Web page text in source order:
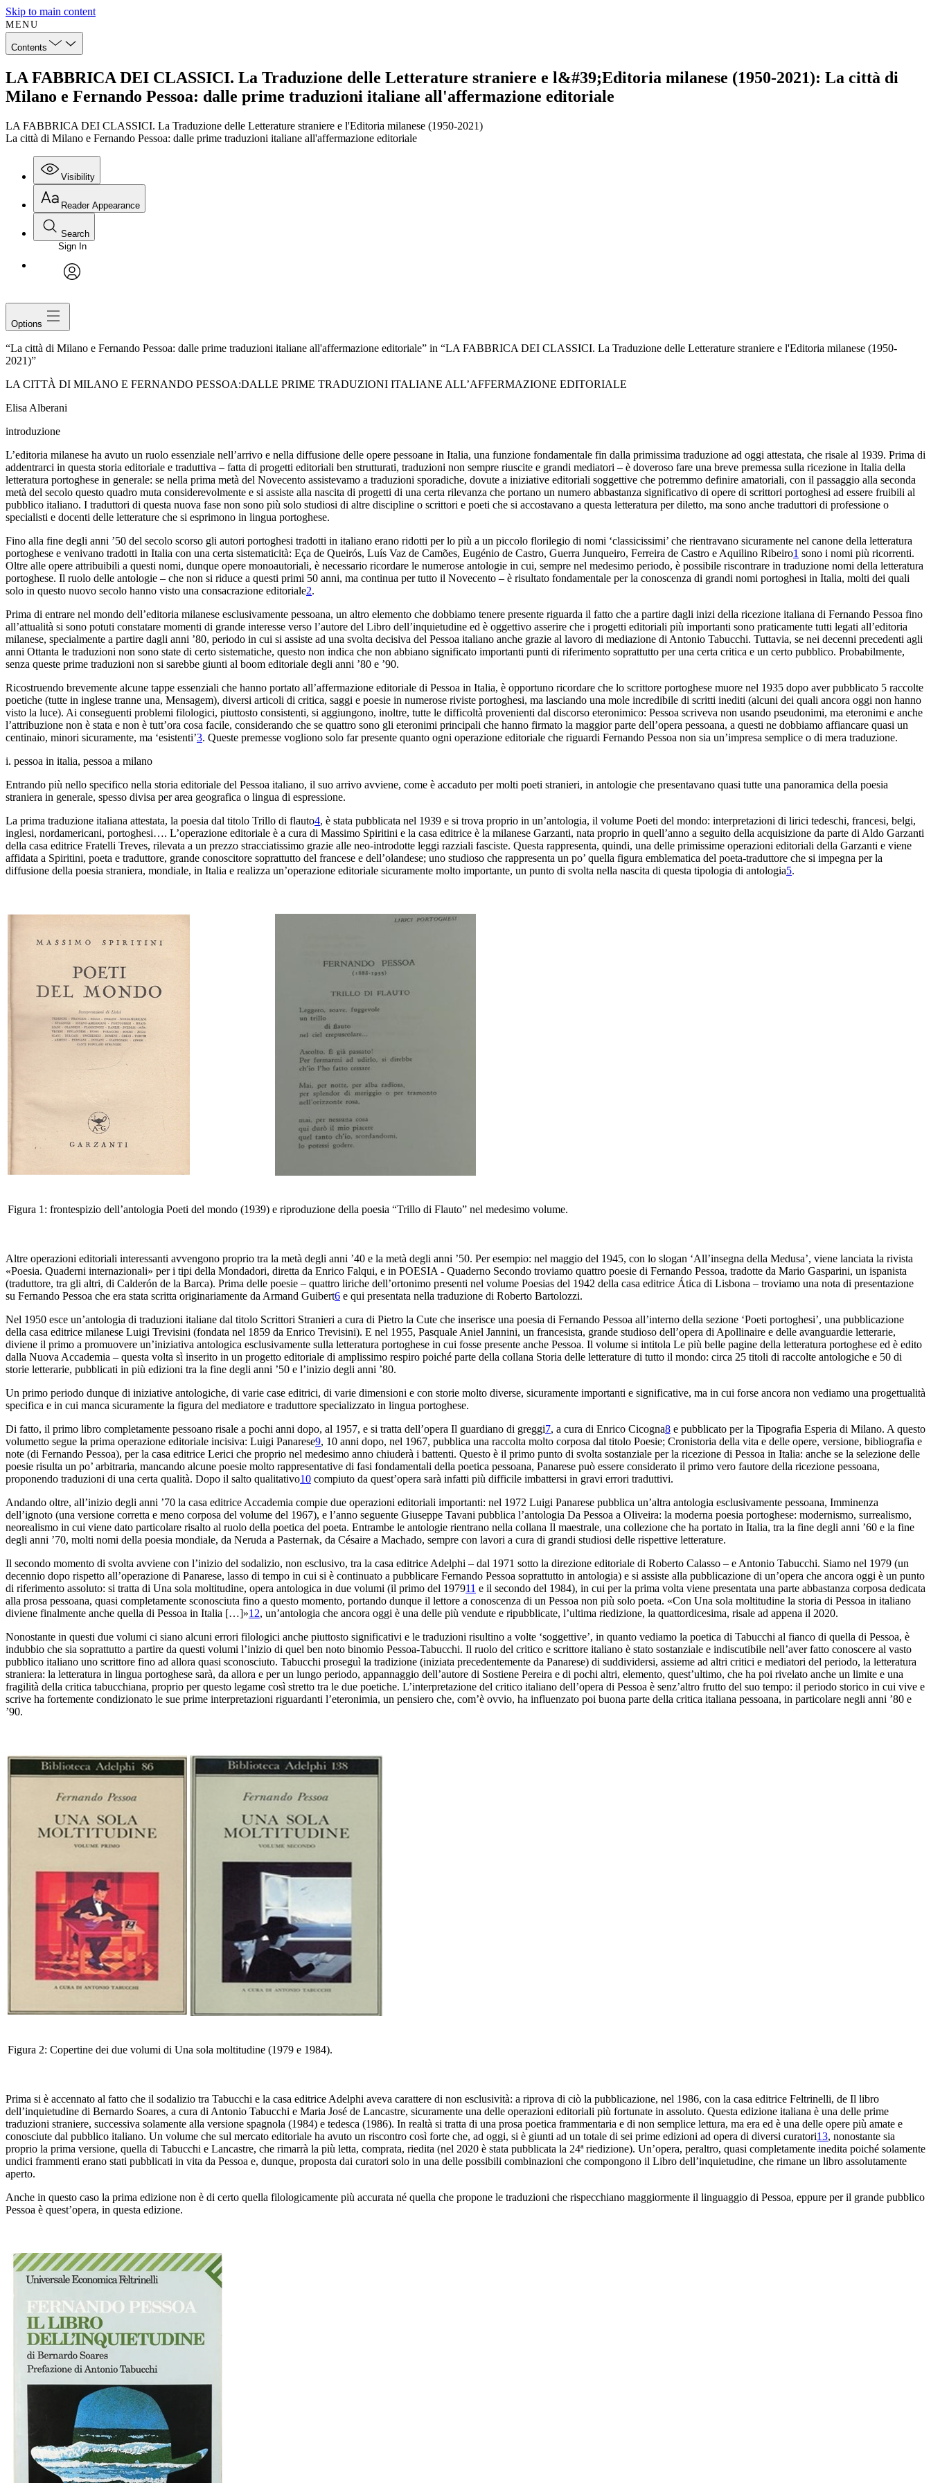
Skip to main content
MENU
Contents
LA FABBRICA DEI CLASSICI. La Traduzione delle Letterature straniere e l&#39;Editoria milanese (1950-2021): La città di
Milano e Fernando Pessoa: dalle prime traduzioni italiane all'affermazione editoriale
LA FABBRICA DEI CLASSICI. La Traduzione delle Letterature straniere e l'Editoria milanese (1950-2021)
La città di Milano e Fernando Pessoa: dalle prime traduzioni italiane all'affermazione editoriale
Visibility
Reader Appearance
Search
Sign In
Options
“La città di Milano e Fernando Pessoa: dalle prime traduzioni italiane all'affermazione editoriale” in “LA FABBRICA DEI CLASSICI. La Traduzione delle Letterature straniere e l'Editoria milanese (1950-
2021)”
LA CITTÀ DI MILANO E FERNANDO PESSOA:DALLE PRIME TRADUZIONI ITALIANE ALL’AFFERMAZIONE EDITORIALE
Elisa Alberani
introduzione
L’editoria milanese ha avuto un ruolo essenziale nell’arrivo e nella diffusione delle opere pessoane in Italia, una funzione fondamentale fin dalla primissima traduzione ad oggi attestata, che risale al 1939. Prima di
addentrarci in questa storia editoriale e traduttiva – fatta di progetti editoriali ben strutturati, traduzioni non sempre riuscite e grandi mediatori – è doveroso fare una breve premessa sulla ricezione in Italia della
letteratura portoghese in generale: se nella prima metà del Novecento assistevamo a traduzioni sporadiche, dovute a iniziative editoriali soggettive che potremmo definire amatoriali, con il passaggio alla seconda
metà del secolo questo quadro muta considerevolmente e si assiste alla nascita di progetti di una certa rilevanza che portano un numero abbastanza significativo di opere di scrittori portoghesi ad essere fruibili al
pubblico italiano. I traduttori di questa nuova fase non sono più solo studiosi di altre discipline o scrittori e poeti che si accostavano a questa letteratura perdiletto, ma sono anche traduttori di professione o
specialisti e docenti delle letterature che si esprimono in lingua portoghese.
Fino alla fine degli anni ’50 del secolo scorso gli autori portoghesi tradotti in italiano erano ridotti per lo più a un piccolo florilegio di nomi ‘classicissimi’ che rientravano sicuramente nel canone della letteratura
portoghese e venivano tradotti in Italia con una certa sistematicità: Eça de Queirós, Luís Vaz de Camões, Eugénio de Castro, Guerra Junqueiro, Ferreira de Castro e Aquilino Ribeiro1 sono i nomi più ricorrenti.
Oltre alle opere attribuibili a questi nomi, dunque opere monoautoriali, è necessario ricordare le numerose antologie in cui, sempre nel medesimo periodo, è possibile riscontrare in traduzione nomi della letteratura
portoghese. Il ruolo delle antologie – che non si riduce a questi primi 50 anni, ma continua per tutto il Novecento – è risultato fondamentale per la conoscenza di grandi nomi portoghesi in Italia, molti dei quali
solo in questo nuovo secolo hanno visto una consacrazione editoriale2.
Prima di entrare nel mondo dell’editoria milanese esclusivamente pessoana, un altro elemento che dobbiamo tenere presente riguarda il fatto che a partire dagli inizi della ricezione italiana di Fernando Pessoa fino
all’attualità si sono potuti constatare momenti di grande interesse verso l’autore del Libro dell’inquietudine ed è oggettivo asserire che i progetti editoriali più importanti sono praticamente tutti legati all’editoria
milanese, specialmente a partire dagli anni ’80, periodo in cui si assiste ad una svolta decisiva del Pessoa italiano anche grazie al lavoro di mediazione di Antonio Tabucchi. Tuttavia, se nei decenni precedenti agli
anni Ottanta le traduzioni non sono state di certo sistematiche, questo non indica che non abbiano significato importanti punti di riferimento soprattutto per una certa critica e un certo pubblico. Probabilmente,
senza queste prime traduzioni non si sarebbe giunti al boom editoriale degli anni ’80 e ’90.
Ricostruendo brevemente alcune tappe essenziali che hanno portato all’affermazione editoriale di Pessoa in Italia, è opportuno ricordare che lo scrittore portoghese muore nel 1935 dopo aver pubblicato 5 raccolte
poetiche (tutte in inglese tranne una, Mensagem), diversi articoli di critica, saggi e poesie in numerose riviste portoghesi, ma lasciando una mole incredibile di scritti inediti (alcuni dei quali ancora oggi non hanno
visto la luce). Ai conseguenti problemi filologici, piuttosto consistenti, si aggiungono, inoltre, tutte le difficoltà provenienti dal discorso eteronimico: Pessoa scriveva non usando pseudonimi, ma eteronimi e anche
l’attribuzione non è stata e non è tutt’ora cosa facile, considerando che se quattro sono gli eteronimi principali che hanno firmato la maggior parte dell’opera pessoana, a questi ne dobbiamo affiancare quasi un
centinaio, minori sicuramente, ma ‘esistenti’3. Queste premesse vogliono solo far presente quanto ogni operazione editoriale che riguardi Fernando Pessoa non sia un’impresa semplice o di mera traduzione.
i. pessoa in italia, pessoa a milano
Entrando più nello specifico nella storia editoriale del Pessoa italiano, il suo arrivo avviene, come è accaduto per molti poeti stranieri, in antologie che presentavano quasi tutte una panoramica della poesia
straniera in generale, spesso divisa per area geografica o lingua di espressione.
La prima traduzione italiana attestata, la poesia dal titolo Trillo di flauto4, è stata pubblicata nel 1939 e si trova proprio in un’antologia, il volume Poeti del mondo: interpretazioni di lirici tedeschi, francesi, belgi,
inglesi, nordamericani, portoghesi…. L’operazione editoriale è a cura di Massimo Spiritini e la casa editrice è la milanese Garzanti, nata proprio in quell’anno a seguito della acquisizione da parte di Aldo Garzanti
della casa editrice Fratelli Treves, rilevata a un prezzo stracciatissimo grazie alle neo-introdotte leggi razziali fasciste. Questa rappresenta, quindi, una delle primissime operazioni editoriali della Garzanti e viene
affidata a Spiritini, poeta e traduttore, grande conoscitore soprattutto del francese e dell’olandese; uno studioso che rappresenta un po’ quella figura emblematica del poeta-traduttore che si impegna per la
diffusione della poesia straniera, mondiale, in Italia e realizza un’operazione editoriale sicuramente molto importante, un punto di svolta nella nascita di questa tipologia di antologia5.
Figura 1: frontespizio dell’antologia Poeti del mondo (1939) e riproduzione della poesia “Trillo di Flauto” nel medesimo volume.
Altre operazioni editoriali interessanti avvengono proprio tra la metà degli anni ’40 e la metà degli anni ’50. Peresempio: nel maggio del 1945, con lo slogan ‘All’insegna della Medusa’, viene lanciata la rivista
«Poesia. Quaderni internazionali» per i tipi della Mondadori, diretta da Enrico Falqui, e in POESIA - Quaderno Secondo troviamo quattro poesie di Fernando Pessoa, tradotte da Mario Gasparini, un ispanista
(traduttore, tra gli altri, di Calderón de la Barca). Prima delle poesie – quattro liriche dell’ortonimo presenti nel volume Poesias del 1942 della casa editrice Ática di Lisbona – troviamo una nota di presentazione
su Fernando Pessoa che era stata scritta originariamente da Armand Guibert6 e qui presentata nella traduzione di Roberto Bartolozzi.
Nel 1950 esce un’antologia di traduzioni italiane dal titolo Scrittori Stranieri a cura di Pietro la Cute che inserisce una poesia di Fernando Pessoa all’interno della sezione ‘Poeti portoghesi’, una pubblicazione
della casa editrice milanese Luigi Trevisini (fondata nel 1859 da Enrico Trevisini). E nel 1955, Pasquale Aniel Jannini, un francesista, grande studioso dell’opera di Apollinaire e delle avanguardie letterarie,
diviene il primo a promuovere un’iniziativa antologica esclusivamente sulla letteratura portoghese in cui fosse presente anche Pessoa. Il volume si intitola Le più belle pagine della letteratura portoghese ed è edito
dalla Nuova Accademia – questa volta sì inserito in un progetto editoriale di amplissimo respiro poiché parte della collana Storia delle letterature di tutto il mondo: circa 25 titoli di raccolte antologiche e 50 di
storie letterarie, pubblicati in più edizioni tra la fine degli anni ’50 e l’inizio degli anni ’80.
Un primo periodo dunque di iniziative antologiche, di varie case editrici, di varie dimensioni e con storie molto diverse, sicuramente importanti e significative, ma in cui forse ancora non vediamo una progettualità
specifica e in cui manca sicuramente la figura del mediatore e traduttore specializzato in lingua portoghese.
Di fatto, il primo libro completamente pessoano risale a pochi anni dopo, al 1957, e si tratta dell’opera Il guardiano di greggi7, a cura di Enrico Cicogna8 e pubblicato per la Tipografia Esperia di Milano. A questo
volumetto segue la prima operazione editoriale incisiva: Luigi Panarese9, 10 anni dopo, nel 1967, pubblica una raccolta molto corposa dal titolo Poesie; Cronistoria della vita e delle opere, versione, bibliografia e
note (di Fernando Pessoa), per la casa editrice Lerici che proprio nel medesimo anno chiuderà i battenti. Questo è il primo punto di svolta sostanziale per la ricezione di Pessoa in Italia: anche se la selezione delle
poesie risulta un po’ arbitraria, mancando alcune poesie molto rappresentative di fasi fondamentali della poetica pessoana, Panarese può essere considerato il primo vero fautore della ricezione pessoana,
proponendo traduzioni di una certa qualità. Dopo il salto qualitativo10 compiuto da quest’opera sarà infatti più difficile imbattersi in gravi errori traduttivi.
Andando oltre, all’inizio degli anni ’70 la casa editrice Accademia compie due operazioni editoriali importanti: nel 1972 Luigi Panarese pubblica un’altra antologia esclusivamente pessoana, Imminenza
dell’ignoto (una versione corretta e meno corposa del volume del 1967), e l’anno seguente Giuseppe Tavani pubblica l’antologia Da Pessoa a Oliveira: la moderna poesia portoghese: modernismo, surrealismo,
neorealismo in cui viene dato particolare risalto al ruolo della poetica del poeta. Entrambe le antologie rientrano nella collana Il maestrale, una collezione che ha portato in Italia, tra la fine degli anni ’60 e la fine
degli anni ’70, molti nomi della poesia mondiale, da Neruda a Pasternak, da Césaire a Machado, sempre con lavori a cura di grandi studiosi delle rispettive letterature.
Il secondo momento di svolta avviene con l’inizio del sodalizio, non esclusivo, tra la casa editrice Adelphi – dal 1971 sotto la direzione editoriale di Roberto Calasso – e Antonio Tabucchi. Siamo nel 1979 (un
decennio dopo rispetto all’operazione di Panarese, lasso di tempo in cui si è continuato a pubblicare Fernando Pessoa soprattutto in antologia) e si assiste alla pubblicazione di un’opera che ancora oggi è un punto
di riferimento assoluto: si tratta di Una sola moltitudine, opera antologica in due volumi (il primo del 197911 e il secondo del 1984), in cui per la prima volta viene presentata una parte abbastanza corposa dedicata
alla prosa pessoana, quasi completamente sconosciuta fino a questo momento, portando dunque il lettore a conoscenza di un Pessoa non più solo poeta. «Con Una sola moltitudine la storia di Pessoa in italiano
diviene finalmente anche quella di Pessoa in Italia […]»12, un’antologia che ancora oggi è una delle più vendute e ripubblicate, l’ultima riedizione, la quattordicesima, risale ad appena il 2020.
Nonostante in questi due volumi ci siano alcuni errori filologici anche piuttosto significativi e le traduzioni risultino a volte ‘soggettive’, in quanto vediamo la poetica di Tabucchi al fianco di quella di Pessoa, è
indubbio che sia soprattutto a partire da questi volumi l’inizio di quel ben noto binomio Pessoa-Tabucchi. Il ruolo del critico e scrittore italiano è stato sostanziale e indiscutibile nell’aver fatto conoscere al vasto
pubblico italiano uno scrittore fino ad allora quasi sconosciuto. Tabucchi proseguì la tradizione (iniziata precedentemente da Panarese) di suddividersi, assieme ad altri critici e mediatori del periodo, la letteratura
straniera: la letteratura in lingua portoghese sarà, da allora e per un lungo periodo, appannaggio dell’autore di Sostiene Pereira e di pochi altri, elemento, quest’ultimo, che ha poi rivelato anche un limite e una
fragilità della critica tabucchiana, proprio per questo legame così stretto tra le due poetiche. L’interpretazione del critico italiano dell’opera di Pessoa è senz’altro frutto del suo tempo: il periodo storico in cui vive e
scrive ha fortemente condizionato le sue prime interpretazioni riguardanti l’eteronimia, un pensiero che, com’è ovvio, ha influenzato poi buona parte della critica italiana pessoana, in particolare negli anni ’80 e
’90.
Figura 2: Copertine dei due volumi di Una sola moltitudine (1979 e 1984).
Prima si è accennato al fatto che il sodalizio tra Tabucchi e la casa editrice Adelphi aveva carattere di non esclusività: a riprova di ciò la pubblicazione, nel 1986, con la casa editrice Feltrinelli, de Il libro
dell’inquietudine di Bernardo Soares, a cura di Antonio Tabucchi e Maria José de Lancastre, sicuramente una delle operazioni editoriali più fortunate in assoluto. Questa edizione italiana è una delle prime
traduzioni straniere, successiva solamente alla versione spagnola (1984) e tedesca (1986). In realtà si tratta di una prosa poetica frammentaria e di non semplice lettura, ma era ed è una delle opere più amate e
conosciute dal pubblico italiano. Un volume che sul mercato editoriale ha avuto un riscontro così forte che, ad oggi, si è giunti ad un totale di sei prime edizioni ad opera di diversi curatori13, nonostante sia
proprio la prima versione, quella di Tabucchi e Lancastre, che rimarrà la più letta, comprata, riedita (nel 2020 è stata pubblicata la 24ª riedizione). Un’opera, peraltro, quasi completamente inedita poiché solamente
undici frammenti erano stati pubblicati in vita da Pessoa e, dunque, proposta dai curatori solo in una delle possibili combinazioni che compongono il Libro dell’inquietudine, che rimane un libro assolutamente
aperto.
Anche in questo caso la prima edizione non è di certo quella filologicamente più accurata né quella che propone le traduzioni che rispecchiano maggiormente il linguaggio di Pessoa, eppure per il grande pubblico
Pessoa è quest’opera, in questa edizione.